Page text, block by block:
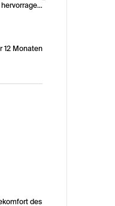
hervorragend
12 Monaten
des